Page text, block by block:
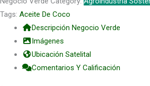
Tags: Aceite De Coco
Descripción Negocio Verde
Imágenes
Ubicación Satelital
Comentarios Y Calificación